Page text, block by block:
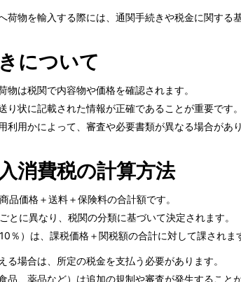
荷物を輸入する際には、通関手続きや税金に関する
について
物は税関で内容物や価格を確認されます。
り状に記載された情報が正確であることが重要です。
利用かによって、審査や必要書類が異なる場合があり
消費税の計算方法
品価格＋送料＋保険料の合計額です。
とに異なり、税関の分類に基づいて決定されます。
％）は、課税価格＋関税額の合計に対して課されま
る場合は、所定の税金を支払う必要があります。
品、薬品など）は追加の規制や審査が発生することが